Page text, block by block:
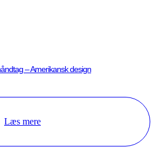
– Amerikansk design
Læs mere